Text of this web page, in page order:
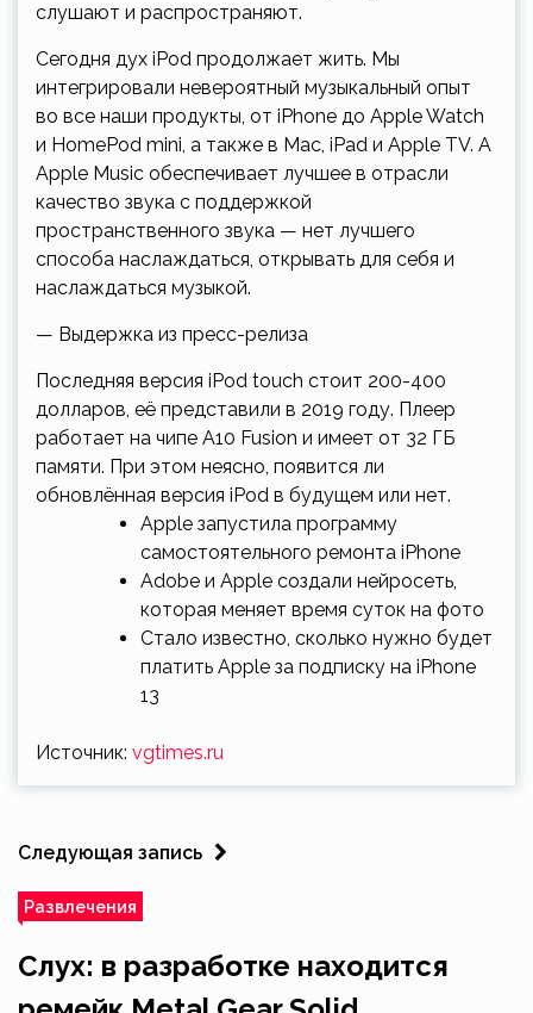
слушают и распространяют.
Сегодня дух iPod продолжает жить. Мы
интегрировали невероятный музыкальный опыт
во все наши продукты, от iPhone до Apple Watch
и HomePod mini, а также в Mac, iPad и Apple TV. А
Apple Music обеспечивает лучшее в отрасли
качество звука с поддержкой
пространственного звука — нет лучшего
способа наслаждаться, открывать для себя и
наслаждаться музыкой.
— Выдержка из пресс-релиза
Последняя версия iPod touch стоит 200-400
долларов, её представили в 2019 году. Плеер
работает на чипе A10 Fusion и имеет от 32 ГБ
памяти. При этом неясно, появится ли
обновлённая версия iPod в будущем или нет.
Apple запустила программу
самостоятельного ремонта iPhone
Adobe и Apple создали нейросеть,
которая меняет время суток на фото
Стало известно, сколько нужно будет
платить Apple за подписку на iPhone
13
Источник: vgtimes.ru
Следующая запись
Развлечения
Слух: в разработке находится